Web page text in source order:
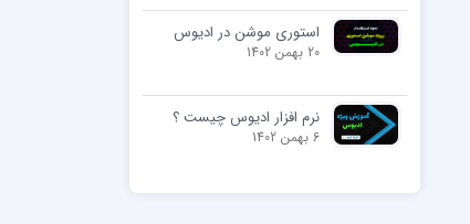
استوری موشن در ادیوس
20 بهمن 1402
نرم افزار ادیوس چیست ؟
6 بهمن 1402